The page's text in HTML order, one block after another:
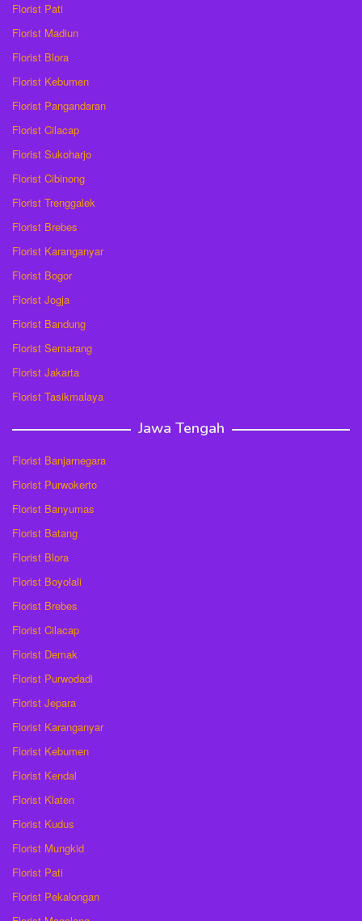
Florist Pati
Florist Madiun
Florist Blora
Florist Kebumen
Florist Pangandaran
Florist Cilacap
Florist Sukoharjo
Florist Cibinong
Florist Trenggalek
Florist Brebes
Florist Karanganyar
Florist Bogor
Florist Jogja
Florist Bandung
Florist Semarang
Florist Jakarta
Florist Tasikmalaya
Jawa Tengah
Florist Banjarnegara
Florist Purwokerto
Florist Banyumas
Florist Batang
Florist Blora
Florist Boyolali
Florist Brebes
Florist Cilacap
Florist Demak
Florist Purwodadi
Florist Jepara
Florist Karanganyar
Florist Kebumen
Florist Kendal
Florist Klaten
Florist Kudus
Florist Mungkid
Florist Pati
Florist Pekalongan